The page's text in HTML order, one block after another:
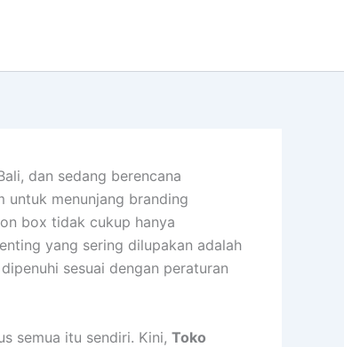
dan sedang berencana
untuk menunjang branding
box tidak cukup hanya
yang sering dilupakan adalah
sesuai dengan peraturan
semua itu sendiri. Kini, Toko